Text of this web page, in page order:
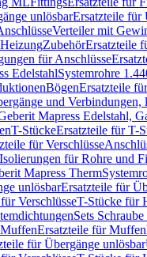
unlösbarErsatzteile für
Verteiler mit
ZubehörErsatzteile
für Anschlüsse
EdelstahlSystemrohre
BögenErsatzteile
und Verbindungen,
Mapress Edelstahl,
T-StückeErsatzteile für T-
für Verschlüsse
Isolierungen für Rohre und
Mapress Therm
unlösbarErsatzteile für
VerschlüsseT-Stücke für
Sets
MuffenErsatzteile für Muffen
für Übergänge unlösbar